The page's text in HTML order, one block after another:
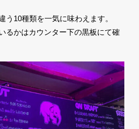
う10種類を一気に味わえます。
るかはカウンター下の黒板にて確